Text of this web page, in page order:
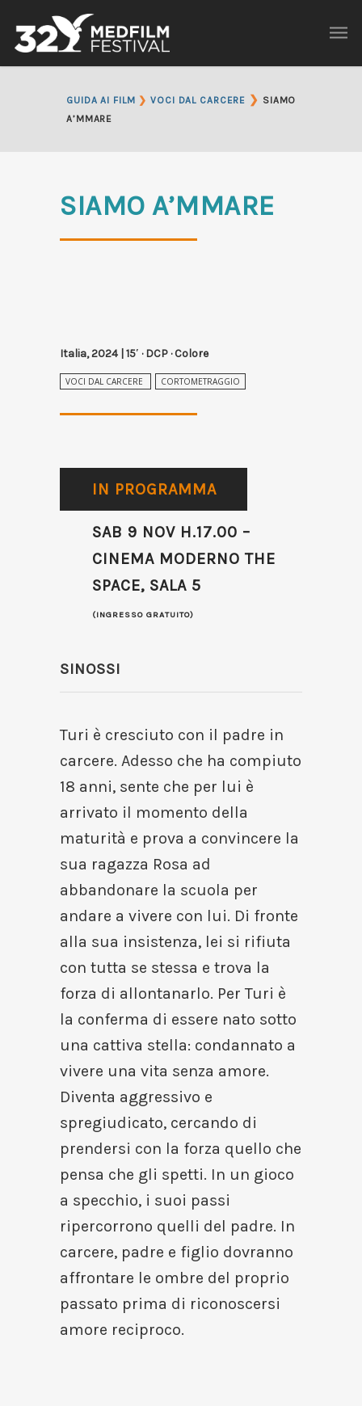
GUIDA AI FILM ❯ VOCI DAL CARCERE ❯ SIAMO
A’MMARE
SIAMO A’MMARE
Italia, 2024 | 15′ · DCP · Colore
VOCI DAL CARCERE CORTOMETRAGGIO
IN PROGRAMMA
SAB 9 NOV H.17.00 –
CINEMA MODERNO THE
SPACE, SALA 5
(INGRESSO GRATUITO)
SINOSSI
Turi è cresciuto con il padre in
carcere. Adesso che ha compiuto
18 anni, sente che per lui è
arrivato il momento della
maturità e prova a convincere la
sua ragazza Rosa ad
abbandonare la scuola per
andare a vivere con lui. Di fronte
alla sua insistenza, lei si rifiuta
con tutta se stessa e trova la
forza di allontanarlo. Per Turi è
la conferma di essere nato sotto
una cattiva stella: condannato a
vivere una vita senza amore.
Diventa aggressivo e
spregiudicato, cercando di
prendersi con la forza quello che
pensa che gli spetti. In un gioco
a specchio, i suoi passi
ripercorrono quelli del padre. In
carcere, padre e figlio dovranno
affrontare le ombre del proprio
passato prima di riconoscersi
amore reciproco.